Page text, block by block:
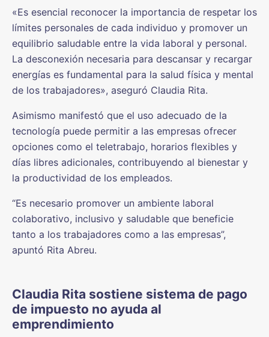
«Es esencial reconocer la importancia de respetar los
límites personales de cada individuo y promover un
equilibrio saludable entre la vida laboral y personal.
La desconexión necesaria para descansar y recargar
energías es fundamental para la salud física y mental
de los trabajadores», aseguró Claudia Rita.
Asimismo manifestó que el uso adecuado de la
tecnología puede permitir a las empresas ofrecer
opciones como el teletrabajo, horarios flexibles y
días libres adicionales, contribuyendo al bienestar y
la productividad de los empleados.
“Es necesario promover un ambiente laboral
colaborativo, inclusivo y saludable que beneficie
tanto a los trabajadores como a las empresas”,
apuntó Rita Abreu.
Claudia Rita sostiene sistema de pago
de impuesto no ayuda al
emprendimiento